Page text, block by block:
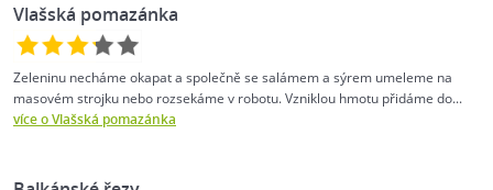
Vlašská pomazánka
Zeleninu necháme okapat a společně se salámem a sýrem umeleme na
masovém strojku nebo rozsekáme v robotu. Vzniklou hmotu přidáme do...
více o Vlašská pomazánka